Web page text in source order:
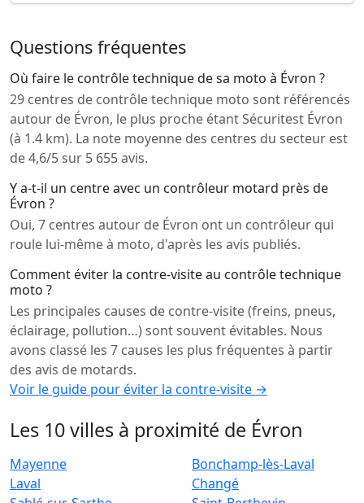
Questions fréquentes
Où faire le contrôle technique de sa moto à Évron ?
29 centres de contrôle technique moto sont référencés
autour de Évron, le plus proche étant Sécuritest Évron
(à 1.4 km). La note moyenne des centres du secteur est
de 4,6/5 sur 5 655 avis.
Y a-t-il un centre avec un contrôleur motard près de
Évron ?
Oui, 7 centres autour de Évron ont un contrôleur qui
roule lui-même à moto, d'après les avis publiés.
Comment éviter la contre-visite au contrôle technique
moto ?
Les principales causes de contre-visite (freins, pneus,
éclairage, pollution…) sont souvent évitables. Nous
avons classé les 7 causes les plus fréquentes à partir
des avis de motards.
Voir le guide pour éviter la contre-visite →
Les 10 villes à proximité de Évron
Mayenne
Bonchamp-lès-Laval
Laval
Changé